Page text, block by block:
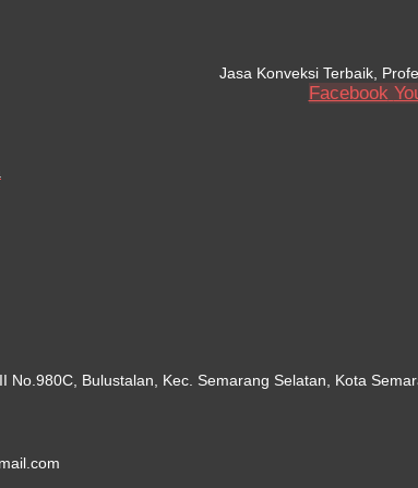
Jasa Konveksi Terbaik,
Facebook
No.980C, Bulustalan, Kec. Semarang Selatan, Kota